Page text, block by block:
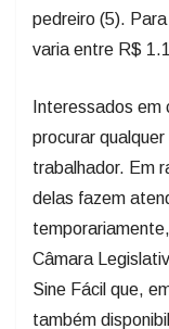
pedreiro (5).
varia entre R$
Interessados em
procurar
trabalhador. Em
delas fazem
Câmara
Sine Fácil que,
também